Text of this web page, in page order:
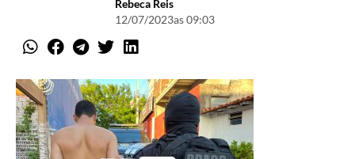
Rebeca Reis
12/07/2023as 09:03